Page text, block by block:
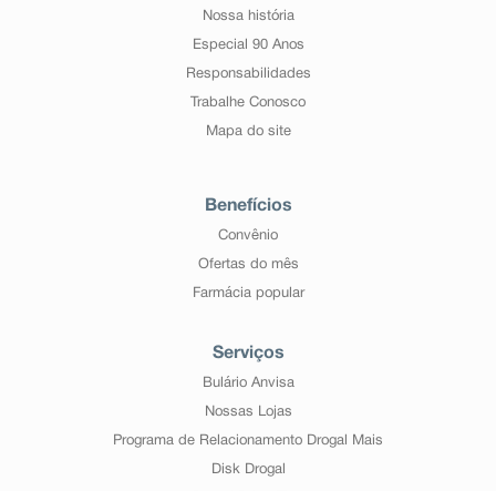
Nossa história
Especial 90 Anos
Responsabilidades
Trabalhe Conosco
Mapa do site
Benefícios
Convênio
Ofertas do mês
Farmácia popular
Serviços
Bulário Anvisa
Nossas Lojas
Programa de Relacionamento Drogal Mais
Disk Drogal